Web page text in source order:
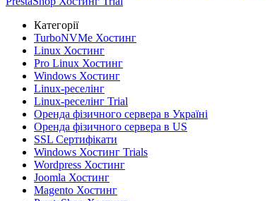
Категорії
TurboNVMe Хостинг
Linux Хостинг
Pro Linux Хостинг
Windows Хостинг
Linux-реселінг
Linux-реселінг Trial
Оренда фізичного сервера в Україні
Оренда фізичного сервера в US
SSL Сертифікати
Windows Хостинг Trials
Wordpress Хостинг
Joomla Хостинг
Magento Хостинг